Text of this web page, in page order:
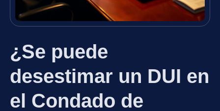
¿Se puede
desestimar un DUI en
el Condado de